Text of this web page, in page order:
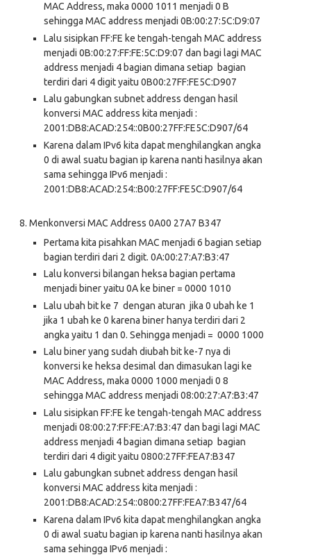
MAC Address, maka 0000 1011 menjadi 0 B
sehingga MAC address menjadi 0B:00:27:5C:D9:07
Lalu sisipkan FF:FE ke tengah-tengah MAC address
menjadi 0B:00:27:FF:FE:5C:D9:07 dan bagi lagi MAC
address menjadi 4 bagian dimana setiap bagian
terdiri dari 4 digit yaitu 0B00:27FF:FE5C:D907
Lalu gabungkan subnet address dengan hasil
konversi MAC address kita menjadi :
2001:DB8:ACAD:254::0B00:27FF:FE5C:D907/64
Karena dalam IPv6 kita dapat menghilangkan angka
0 di awal suatu bagian ip karena nanti hasilnya akan
sama sehingga IPv6 menjadi :
2001:DB8:ACAD:254::B00:27FF:FE5C:D907/64
8. Menkonversi MAC Address 0A00 27A7 B347
Pertama kita pisahkan MAC menjadi 6 bagian setiap
bagian terdiri dari 2 digit. 0A:00:27:A7:B3:47
Lalu konversi bilangan heksa bagian pertama
menjadi biner yaitu 0A ke biner = 0000 1010
Lalu ubah bit ke 7 dengan aturan jika 0 ubah ke 1
jika 1 ubah ke 0 karena biner hanya terdiri dari 2
angka yaitu 1 dan 0. Sehingga menjadi = 0000 1000
Lalu biner yang sudah diubah bit ke-7 nya di
konversi ke heksa desimal dan dimasukan lagi ke
MAC Address, maka 0000 1000 menjadi 0 8
sehingga MAC address menjadi 08:00:27:A7:B3:47
Lalu sisipkan FF:FE ke tengah-tengah MAC address
menjadi 08:00:27:FF:FE:A7:B3:47 dan bagi lagi MAC
address menjadi 4 bagian dimana setiap bagian
terdiri dari 4 digit yaitu 0800:27FF:FEA7:B347
Lalu gabungkan subnet address dengan hasil
konversi MAC address kita menjadi :
2001:DB8:ACAD:254::0800:27FF:FEA7:B347/64
Karena dalam IPv6 kita dapat menghilangkan angka
0 di awal suatu bagian ip karena nanti hasilnya akan
sama sehingga IPv6 menjadi :